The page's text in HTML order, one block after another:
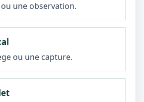
une observation.
ou une capture.